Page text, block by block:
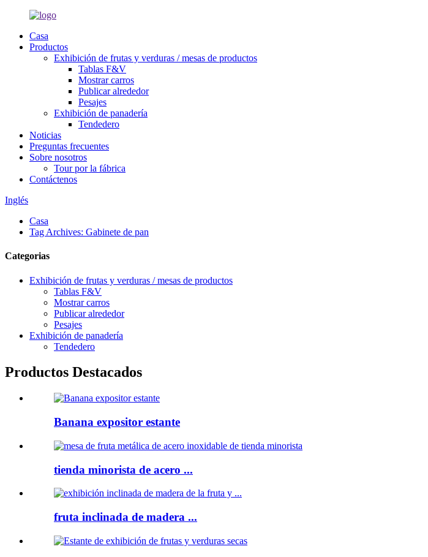
Casa
Productos
Exhibición de frutas y verduras / mesas de productos
Tablas F&V
Mostrar carros
Publicar alrededor
Pesajes
Exhibición de panadería
Tendedero
Noticias
Preguntas frecuentes
Sobre nosotros
Tour por la fábrica
Contáctenos
Inglés
Casa
Tag Archives: Gabinete de pan
Categorias
Exhibición de frutas y verduras / mesas de productos
Tablas F&V
Mostrar carros
Publicar alrededor
Pesajes
Exhibición de panadería
Tendedero
Productos Destacados
Banana expositor estante
tienda minorista de acero ...
fruta inclinada de madera ...